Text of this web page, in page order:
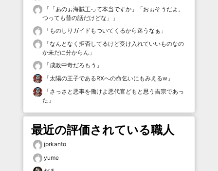
「 「あのぉ海賊王って本当ですか」「おぉそうだよ。
つっても昔の話だけどな」
」
「 ものしりガイドもついてくるから迷うなぁ 」
「なんとなく拒否してるけど受け入れていいものなの
か未だに分からん 」
「成敗中毒だろもう 」
「太陽の王子であるRXへの命乞いにもみえるw 」
「さっさと悪事を働けよ悪代官どもと思う吉宗であっ
た 」
最近の評価されている職人
jprkanto
yume